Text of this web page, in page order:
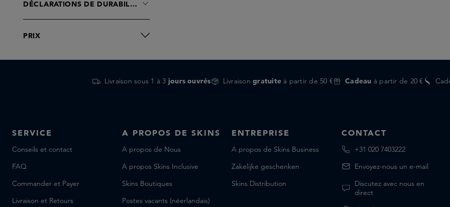
DÉCLARATIONS DE DURABILITÉ
PRIX
Livraison sous 1 à 3 jours ouvrés Livraisongratuite à partir de 50 € Cadeau à partir de 20 €
SERVICE
Conseils et contact
FAQ
Commander et Payer
Livraison et Retours
A PROPOS DE SKINS
A propos de Nous
A propos Skins Inclusive
Skins Boutiques
Postes vacants (néerlandais)
ENTREPRISE
A propos de Skins Business
Zakelijke geschenken
Skins Distribution
CONTACT
+31 020 7403222
Envoyez-nous un e-mail
Discutez avec nous en
direct